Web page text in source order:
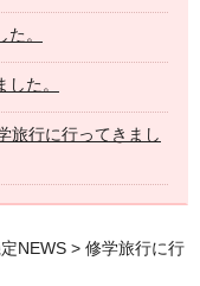
。
た。
旅行に行ってきまし
NEWS > 修学旅行に行